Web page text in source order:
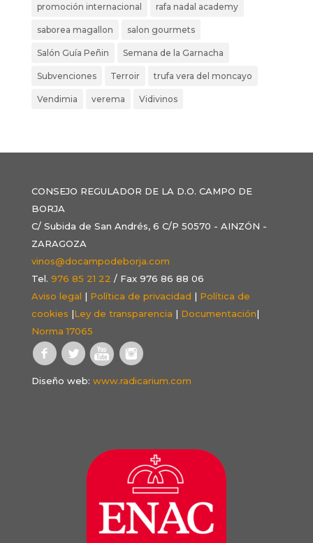
promoción internacional rafa nadal academy
saborea magallon salon gourmets
Salón Guía Peñin Semana de la Garnacha
Subvenciones Terroir trufa vera del moncayo
Vendimia verema Vidivinos
CONSEJO REGULADOR DE LA D.O. CAMPO DE
BORJA
C/ Subida de San Andrés, 6 C/P 50570 - AINZÓN -
ZARAGOZA
vinos@docampodeborja.com
Tel. 976 85 21 22 / Fax 976 86 88 06
Aviso legal | Política de privacidad | Política de
cookies |Ley de transparencia | Documentación|
Norma 17065
Diseño web: www.radicarium.com